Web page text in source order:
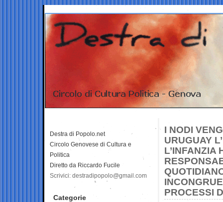
I NODI
URUGUAY
L’INFANZIA
PROCESSI
Destra di Popolo.net
Circolo Genovese di Cultura e
Politica
Diretto da Riccardo Fucile
Scrivici: destradipopolo@gmail.com
Categorie